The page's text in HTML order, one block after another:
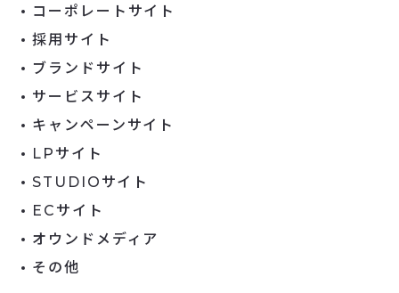
コーポレートサイト
採用サイト
ブランドサイト
サービスサイト
キャンペーンサイト
LPサイト
STUDIOサイト
ECサイト
オウンドメディア
その他